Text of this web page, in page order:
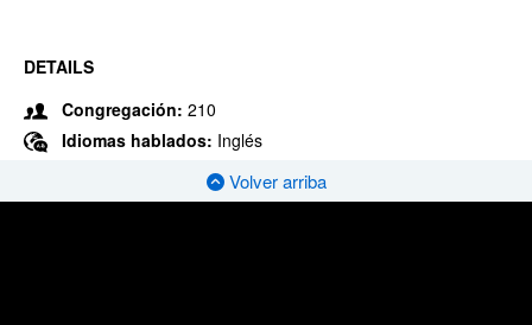
DETAILS
Congregación: 210
Idiomas hablados: Inglés
Volver arriba